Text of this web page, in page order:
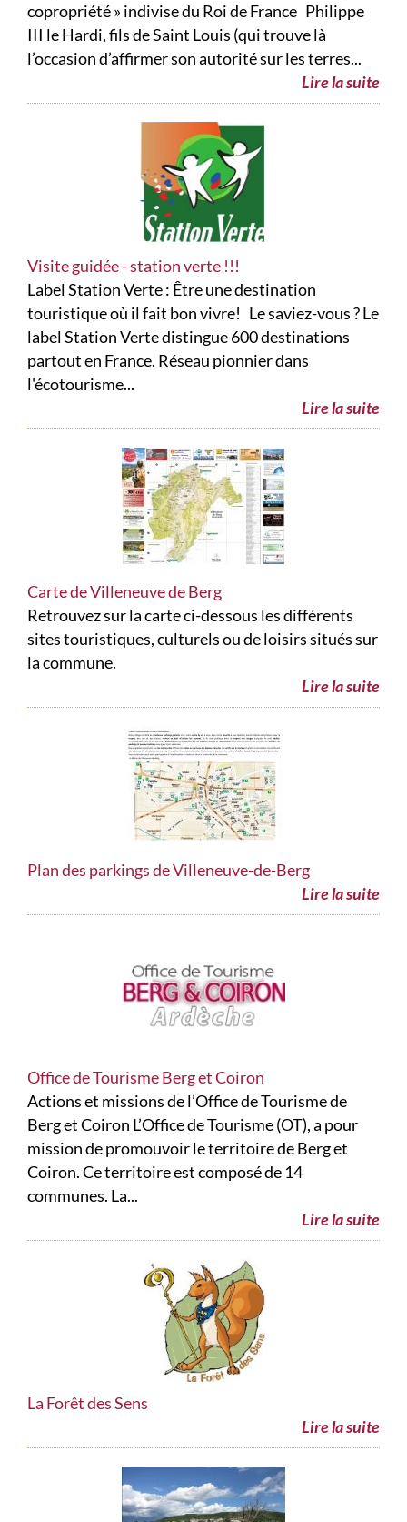
copropriété » indivise du Roi de France Philippe
III le Hardi, fils de Saint Louis (qui trouve là
l’occasion d’affirmer son autorité sur les terres...
Lire la suite
Visite guidée - station verte !!!
Label Station Verte : Être une destination
touristique où il fait bon vivre! Le saviez-vous ? Le
label Station Verte distingue 600 destinations
partout en France. Réseau pionnier dans
l'écotourisme...
Lire la suite
Carte de Villeneuve de Berg
Retrouvez sur la carte ci-dessous les différents
sites touristiques, culturels ou de loisirs situés sur
la commune.
Lire la suite
Plan des parkings de Villeneuve-de-Berg
Lire la suite
Office de Tourisme Berg et Coiron
Actions et missions de l’Office de Tourisme de
Berg et Coiron L’Office de Tourisme (OT), a pour
mission de promouvoir le territoire de Berg et
Coiron. Ce territoire est composé de 14
communes. La...
Lire la suite
La Forêt des Sens
Lire la suite